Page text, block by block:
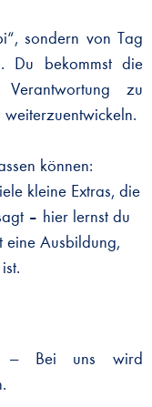
sondern von Tag
Du bekommst die
Verantwortung zu
können:
kleine Extras, die
– hier lernst du
eine Ausbildung,
–Bei uns wird